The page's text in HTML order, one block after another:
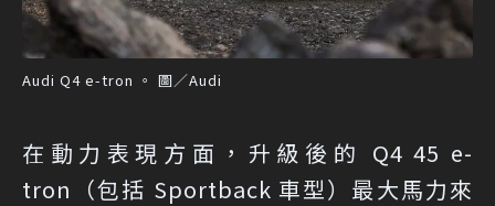
Audi Q4 e-tron 。 圖／Audi
在動力表現方面，升級後的 Q4 45 e-
tron（包括 Sportback 車型）最大馬力來